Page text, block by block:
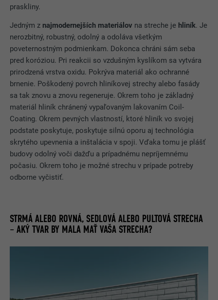
praskliny.
Jedným z najmodernejších materiálov na streche je hliník. Je
nerozbitný, robustný, odolný a odoláva všetkým
poveternostným podmienkam. Dokonca chráni sám seba
pred koróziou. Pri reakcii so vzdušným kyslíkom sa vytvára
prirodzená vrstva oxidu. Pokrýva materiál ako ochranné
brnenie. Poškodený povrch hliníkovej strechy alebo fasády
sa tak znovu a znovu regeneruje. Okrem toho je základný
materiál hliník chránený vypaľovaným lakovaním Coil-
Coating. Okrem pevných vlastností, ktoré hliník vo svojej
podstate poskytuje, poskytuje silnú oporu aj technológia
skrytého upevnenia a inštalácia v spoji. Vďaka tomu je plášť
budovy odolný voči dažďu a prípadnému nepríjemnému
počasiu. Okrem toho je možné strechu v prípade potreby
odborne vyčistiť.
STRMÁ ALEBO ROVNÁ, SEDLOVÁ ALEBO PULTOVÁ STRECHA
– AKÝ TVAR BY MALA MAŤ VAŠA STRECHA?